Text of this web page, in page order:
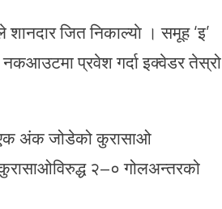
जित निकाल्याे । समूह ‘इ’
नकआउटमा प्रवेश गर्दा इक्वेडर तेस्रो
अंक जोडेको कुरासाओ
२–० गोलअन्तरको